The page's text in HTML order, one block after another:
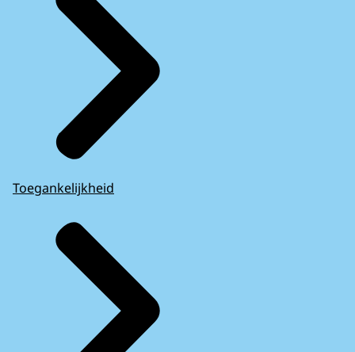
Toegankelijkheid